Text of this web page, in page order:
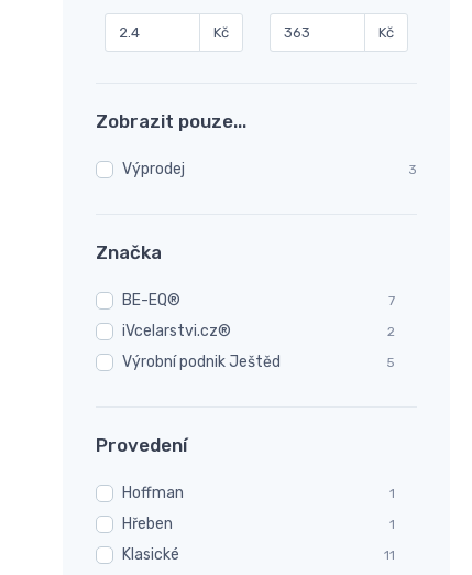
Kč Kč
Zobrazit pouze...
Výprodej 3
Značka
BE-EQ® 7
iVcelarstvi.cz® 2
Výrobní podnik Ještěd 5
Provedení
Hoffman 1
Hřeben 1
Klasické 11